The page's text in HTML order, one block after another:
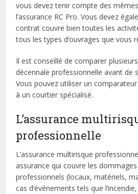
vous devez tenir compte des
l’assurance RC Pro. Vous devez
contrat couvre bien toutes les
tous les types d’ouvrages que vous
Il est conseillé de comparer
décennale professionnelle avant de
Vous pouvez utiliser un
à un courtier spécialisé.
L’assurance
professionnelle
L’assurance multirisque
assurance qui couvre les
professionnels (locaux, matériels,
cas d’événements tels que